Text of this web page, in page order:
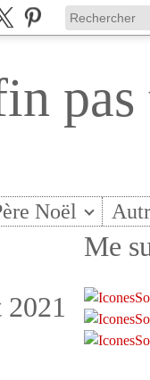
pas
Noël
2021
Me